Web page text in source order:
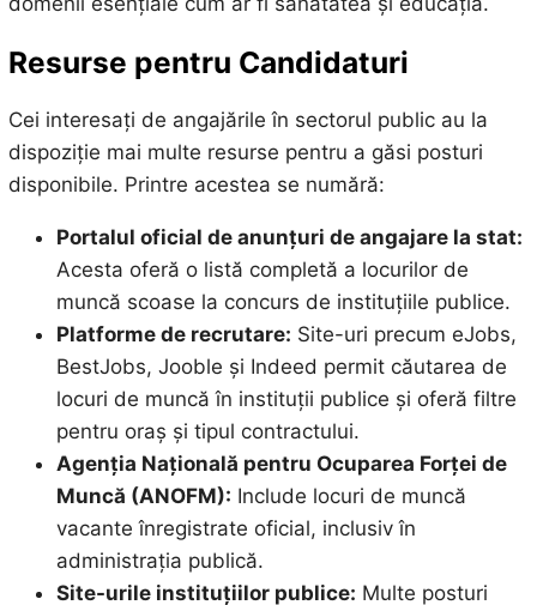
Resurse pentru Candidaturi
Cei interesați de angajările în sectorul public au la
dispoziție mai multe resurse pentru a găsi posturi
disponibile. Printre acestea se numără:
Portalul oficial de anunțuri de angajare la stat:
Acesta oferă o listă completă a locurilor de
muncă scoase la concurs de instituțiile publice.
Platforme de recrutare: Site-uri precum eJobs,
BestJobs, Jooble și Indeed permit căutarea de
locuri de muncă în instituții publice și oferă filtre
pentru oraș și tipul contractului.
Agenția Națională pentru Ocuparea Forței de
Muncă (ANOFM): Include locuri de muncă
vacante înregistrate oficial, inclusiv în
administrația publică.
Site-urile instituțiilor publice: Multe posturi